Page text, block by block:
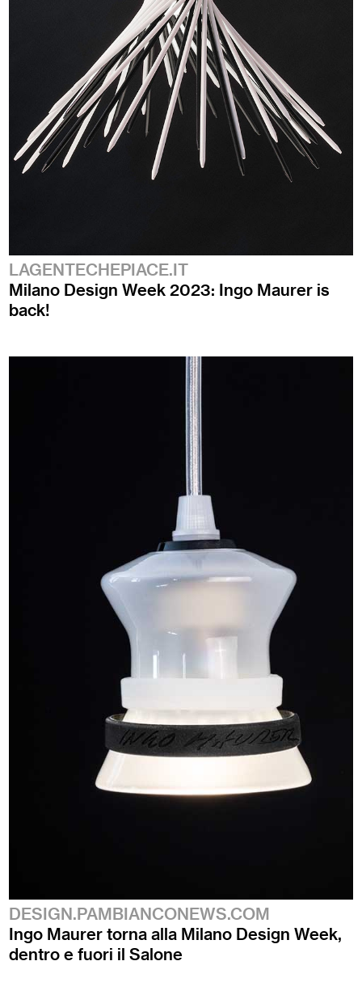
LAGENTECHEPIACE.IT
Milano Design Week 2023: Ingo Maurer is
back!
DESIGN.PAMBIANCONEWS.COM
Ingo Maurer torna alla Milano Design Week,
dentro e fuori il Salone